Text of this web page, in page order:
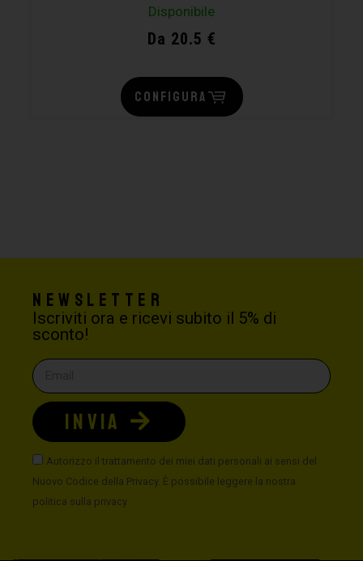
Disponibile
Da 20.5 €
CONFIGURA
Newsletter
Iscriviti ora e ricevi subito il 5% di
sconto!
Autorizzo il trattamento dei miei dati personali ai sensi del
Nuovo Codice della Privacy. È possibile leggere la nostra
politica sulla privacy
INVIA